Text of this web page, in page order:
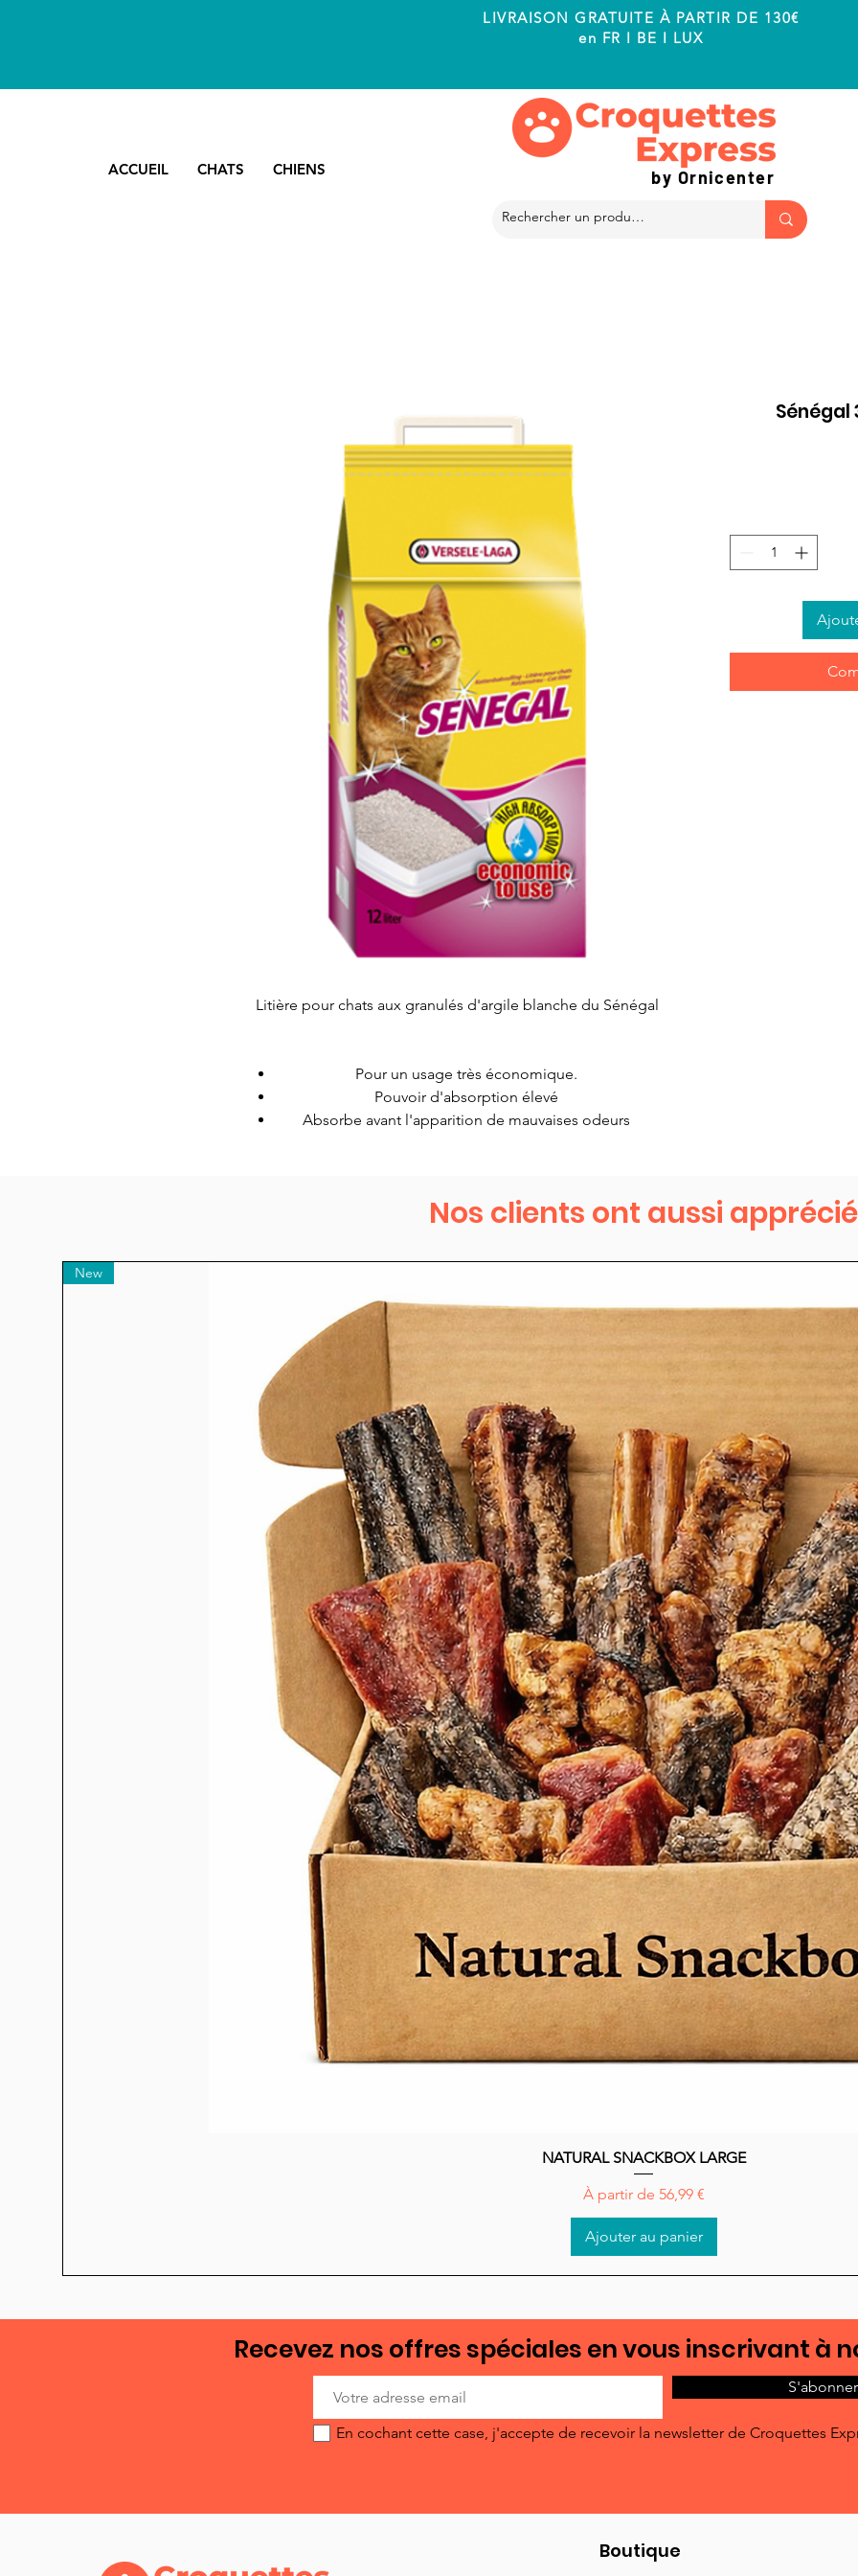
LIVRAISON GRATUITE À PARTIR DE 130€
en FR I BE I LUX
CHIENS
CHATS
ACCUEIL by Ornicenter
Litière pour chats aux granulés d'argile blanche du Sénégal
Pour un usage très économique.
Pouvoir d'absorption élevé
Absorbe avant l'apparition de mauvaises odeurs
Sénégal
Nos clients ont aussi apprécié
Aperçu rapide
New
NATURAL SNACKBOX LARGE
À partir de 56,99 €
Prix promotionnel
Ajouter au panier
Recevez nos offres spéciales en vous inscrivant à
S'abonner
En cochant cette case, j'accepte de recevoir la newsletter de Croquettes
Boutique